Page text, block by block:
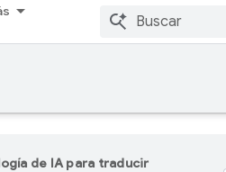
de IA para traducir